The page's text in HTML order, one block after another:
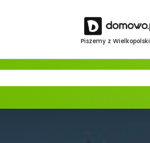
Piszemy z Wielkopolski